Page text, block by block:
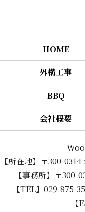
HOME
外構工事
BBQ
会社概要
【所在地】〒300-
【事務所】〒300-
【TEL】029-875-